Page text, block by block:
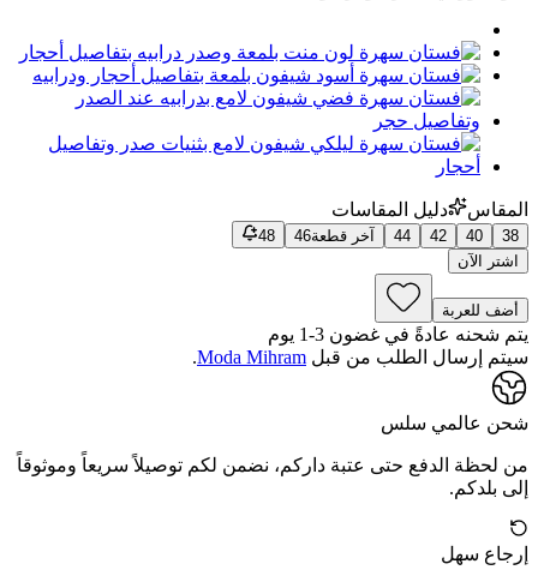
المقاس دليل المقاسات
38
40
42
44 آخر قطعة46
48
اشتر الآن
أضف للعربة
يتم شحنه عادةً في غضون 3-1 يوم
سيتم إرسال الطلب من قبل Moda Mihram
.
شحن عالمي سلس
من لحظة الدفع حتى عتبة داركم، نضمن لكم توصيلاً سريعاً وموثوقاً
إلى بلدكم.
إرجاع سهل